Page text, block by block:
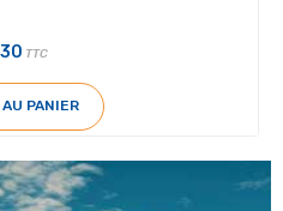
TTC
PANIER